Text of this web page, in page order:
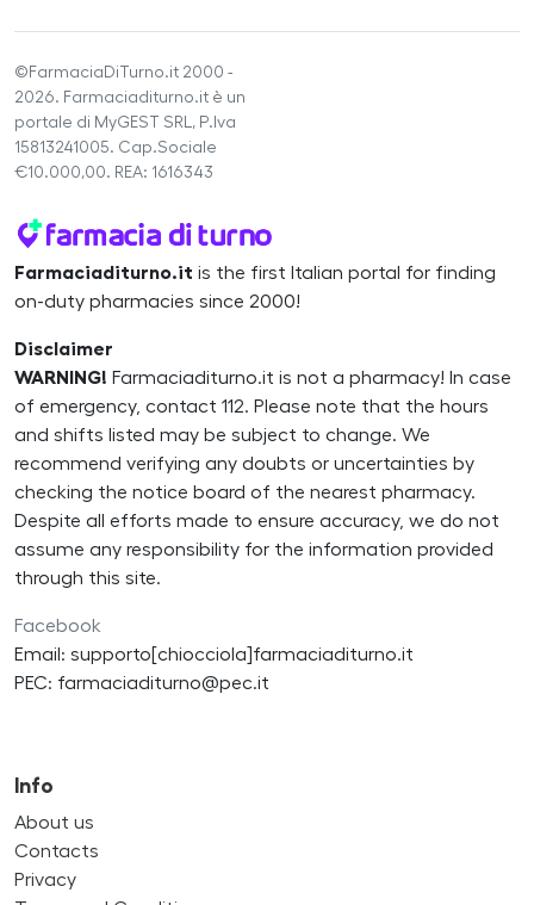
©FarmaciaDiTurno.it 2000 -
2026. Farmaciaditurno.it è un
portale di MyGEST SRL, P.Iva
15813241005. Cap.Sociale
€10.000,00. REA: 1616343
Farmaciaditurno.it is the first Italian portal for finding
on-duty pharmacies since 2000!
Disclaimer
WARNING! Farmaciaditurno.it is not a pharmacy! In case
of emergency, contact 112. Please note that the hours
and shifts listed may be subject to change. We
recommend verifying any doubts or uncertainties by
checking the notice board of the nearest pharmacy.
Despite all efforts made to ensure accuracy, we do not
assume any responsibility for the information provided
through this site.
Facebook
Email: supporto[chiocciola]farmaciaditurno.it
PEC: farmaciaditurno@pec.it
Info
About us
Contacts
Privacy